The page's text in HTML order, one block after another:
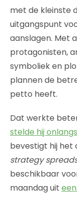
met de kleinste
uitgangspunt
aanslagen. Met
protagonisten,
symboliek en
plannen de
petto heeft.
Dat werkte
stelde hij
bevestigt hij het
strategy
beschikbaar
maandag uit